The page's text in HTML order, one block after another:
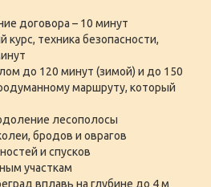
договора – 10 минут
курс, техника безопасности,
до 120 минут (зимой) и до 150
маршруту, который
лесополосы
бродов и оврагов
и спусков
участкам
вплавь на глубине до 4 м